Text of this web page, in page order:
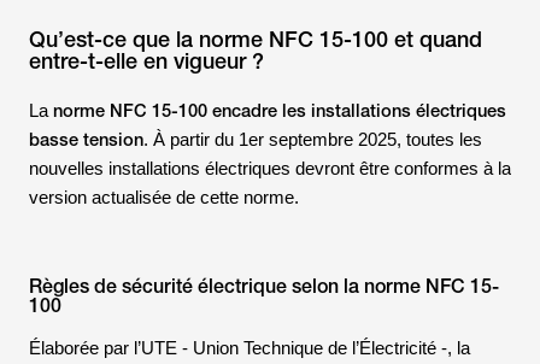
Qu’est-ce que la norme NFC 15-100 et quand
entre-t-elle en vigueur ?
La norme NFC 15-100 encadre les installations électriques
basse tension. À partir du 1er septembre 2025, toutes les
nouvelles installations électriques devront être conformes à la
version actualisée de cette norme.
Règles de sécurité électrique selon la norme NFC 15-
100
Élaborée par l’UTE - Union Technique de l’Électricité -, la